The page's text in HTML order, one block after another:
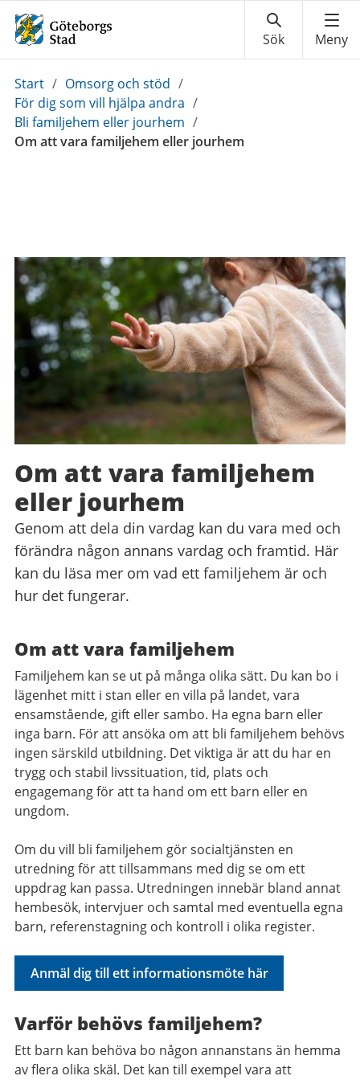
Du
är
här:
Start / Omsorg och stöd /
För dig som vill hjälpa andra /
Bli familjehem eller jourhem /
Om att vara familjehem eller jourhem
Om att vara familjehem
eller jourhem
Genom att dela din vardag kan du vara med och
förändra någon annans vardag och framtid. Här
kan du läsa mer om vad ett familjehem är och
hur det fungerar.
Om att vara familjehem
Familjehem kan se ut på många olika sätt. Du kan bo i
lägenhet mitt i stan eller en villa på landet, vara
ensamstående, gift eller sambo. Ha egna barn eller
inga barn. För att ansöka om att bli familjehem behövs
ingen särskild utbildning. Det viktiga är att du har en
trygg och stabil livssituation, tid, plats och
engagemang för att ta hand om ett barn eller en
ungdom.
Om du vill bli familjehem gör socialtjänsten en
utredning för att tillsammans med dig se om ett
uppdrag kan passa. Utredningen innebär bland annat
hembesök, intervjuer och samtal med eventuella egna
barn, referenstagning och kontroll i olika register.
Anmäl dig till ett informationsmöte här
Varför behövs familjehem?
Ett barn kan behöva bo någon annanstans än hemma
av flera olika skäl. Det kan till exempel vara att